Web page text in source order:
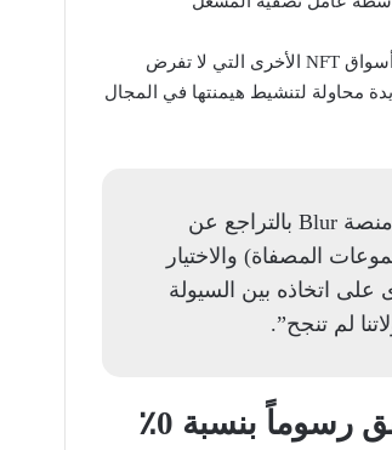
اعترفت شركة OpenSea بخسارة المستخدمين في “أسواق NFT الأخرى التي لا تفرض
محاولة لتنشيط هيمنتها في المجال
“الأحداث الأخيرة – بما في ذلك قرار منصة Blur بالتراجع عن
المصفاة) والاختيار
اتخاذه بين السيولة